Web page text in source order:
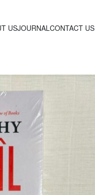
USJOURNALCONTACT US